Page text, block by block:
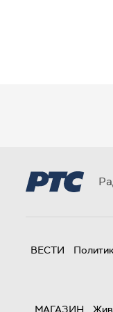
ВЕСТИ
МАГАЗИН